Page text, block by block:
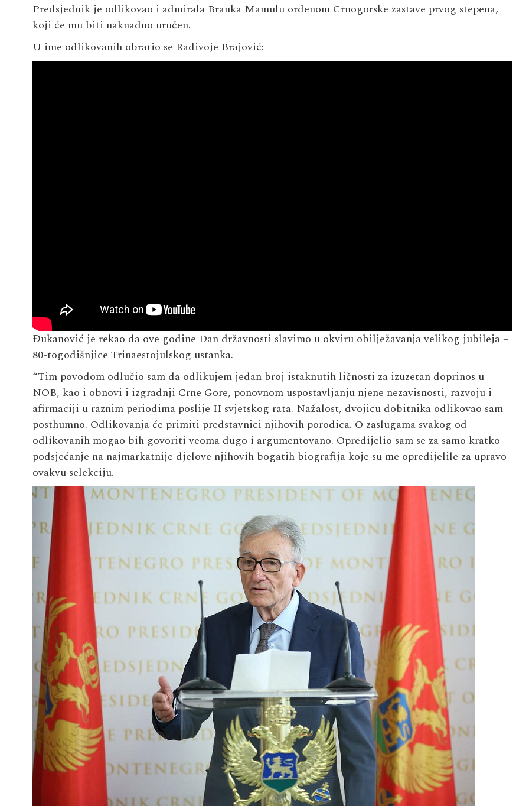
Predsjednik je odlikovao i admirala Branka Mamulu ordenom Crnogorske zastave prvog stepena,
koji će mu biti naknadno uručen.
U ime odlikovanih obratio se Radivoje Brajović:
Đukanović je rekao da ove godine Dan državnosti slavimo u okviru obilježavanja velikog jubileja –
80-togodišnjice Trinaestojulskog ustanka.
“Tim povodom odlučio sam da odlikujem jedan broj istaknutih ličnosti za izuzetan doprinos u
NOB, kao i obnovi i izgradnji Crne Gore, ponovnom uspostavljanju njene nezavisnosti, razvoju i
afirmaciji u raznim periodima poslije II svjetskog rata. Nažalost, dvojicu dobitnika odlikovao sam
posthumno. Odlikovanja će primiti predstavnici njihovih porodica. O zaslugama svakog od
odlikovanih mogao bih govoriti veoma dugo i argumentovano. Opredijelio sam se za samo kratko
podsjećanje na najmarkatnije djelove njihovih bogatih biografija koje su me opredijelile za upravo
ovakvu selekciju.